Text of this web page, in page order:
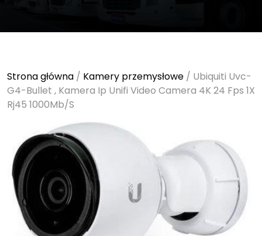
Strona główna / Kamery przemysłowe / Ubiquiti Uvc-
G4-Bullet , Kamera Ip Unifi Video Camera 4K 24 Fps 1X
Rj45 1000Mb/S